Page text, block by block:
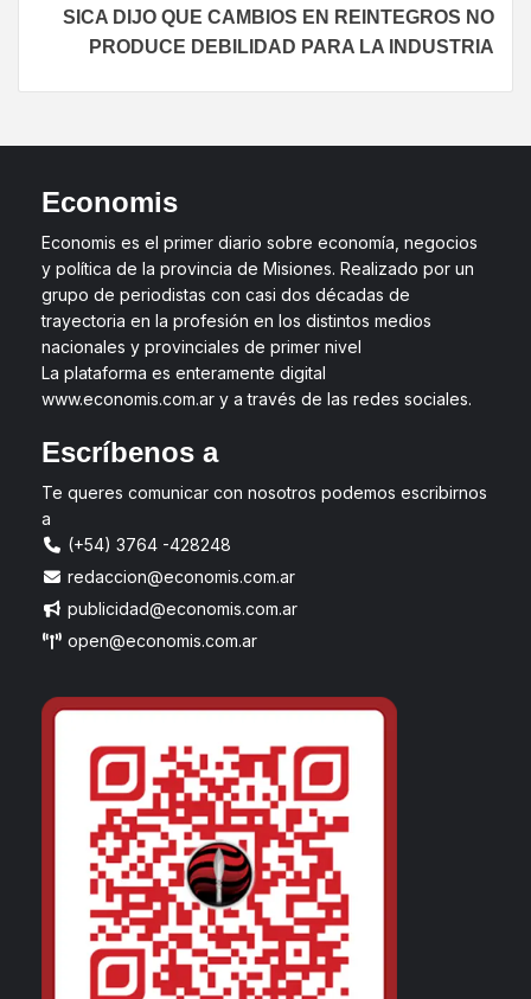
SICA DIJO QUE CAMBIOS EN REINTEGROS NO
PRODUCE DEBILIDAD PARA LA INDUSTRIA
Economis
Economis es el primer diario sobre economía, negocios
y política de la provincia de Misiones. Realizado por un
grupo de periodistas con casi dos décadas de
trayectoria en la profesión en los distintos medios
nacionales y provinciales de primer nivel
La plataforma es enteramente digital
www.economis.com.ar y a través de las redes sociales.
Escríbenos a
Te queres comunicar con nosotros podemos escribirnos
a
(+54) 3764 -428248
redaccion@economis.com.ar
publicidad@economis.com.ar
open@economis.com.ar